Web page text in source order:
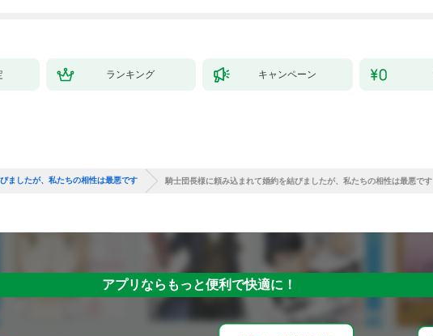
ランキング キャンペーン
ましたが、私たちの相性は最悪です 騎士団長様に頼み込まれて婚約を結びましたが、私たちの相性は最悪です
アプリならもっと便利で快適に！